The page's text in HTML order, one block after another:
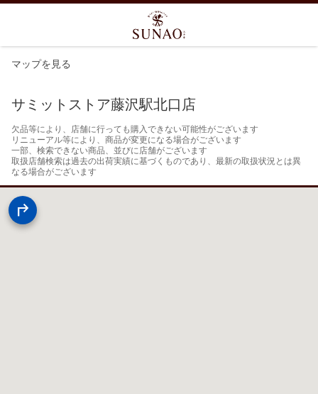
マップを見る
サミットストア藤沢駅北口店
欠品等により、店舗に行っても購入できない可能性がございます
リニューアル等により、商品が変更になる場合がございます
一部、検索できない商品、並びに店舗がございます
取扱店舗検索は過去の出荷実績に基づくものであり、最新の取扱状況とは異
なる場合がございます